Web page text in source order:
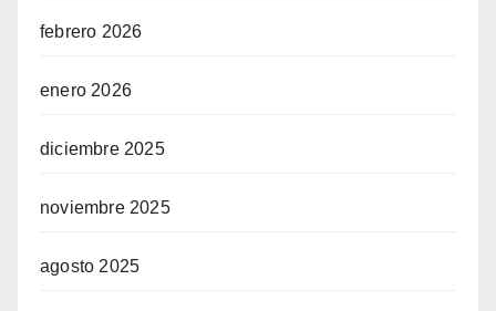
febrero 2026
enero 2026
diciembre 2025
noviembre 2025
agosto 2025